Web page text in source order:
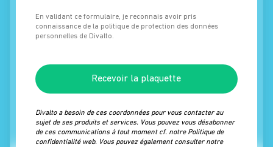
Divalto a besoin de ces coordonnées pour vous contacter au
sujet de ses produits et services. Vous pouvez vous désabonner
de ces communications à tout moment cf. notre Politique de
confidentialité web. Vous pouvez également consulter notre
En validant ce formulaire, je reconnais avoir pris
connaissance de la politique de protection des données
personnelles de Divalto.
Recevoir la plaquette